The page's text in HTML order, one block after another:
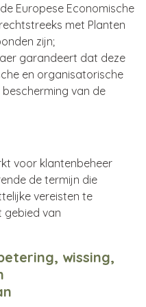
Europese Economische
met Planten
zijn;
garandeert dat deze
en organisatorische
van de
voor klantenbeheer
de termijn die
vereisten te
gebied van
wissing,